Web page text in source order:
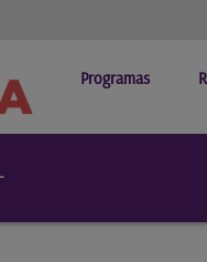
Programas